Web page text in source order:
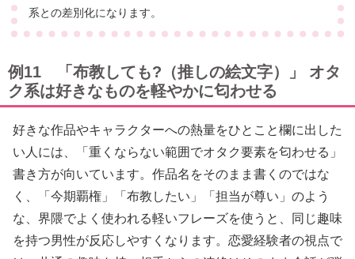
系との差別化になります。
例11 「布教しても?（推しの絵文字）」 オタ
ク系は好きなものを軽やかに匂わせる
好きな作品やキャラクターへの熱量をひとこと欄に出した
い人には、「重くならない範囲でオタク要素を匂わせる」
書き方が向いています。作品名をそのまま書くのではな
く、「今期覇権」「布教したい」「担当が尊い」のよう
な、界隈でよく使われる軽いフレーズを使うと、同じ趣味
を持つ男性が反応しやすくなります。恋愛経験者の視点で